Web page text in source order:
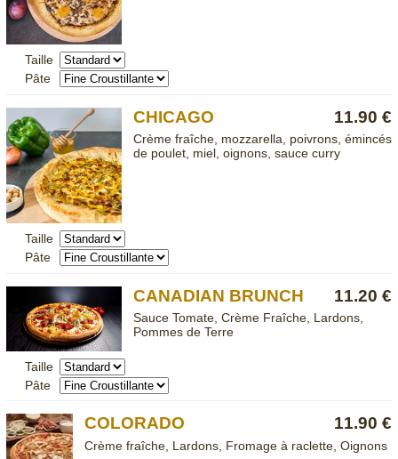
Taille
Pâte
11.90 €
CHICAGO
Crème fraîche, mozzarella, poivrons, émincés
de poulet, miel, oignons, sauce curry
Taille
Pâte
11.20 €
CANADIAN BRUNCH
Sauce Tomate, Crème Fraîche, Lardons,
Pommes de Terre
Taille
Pâte
11.90 €
COLORADO
Crème fraîche, Lardons, Fromage à raclette, Oignons